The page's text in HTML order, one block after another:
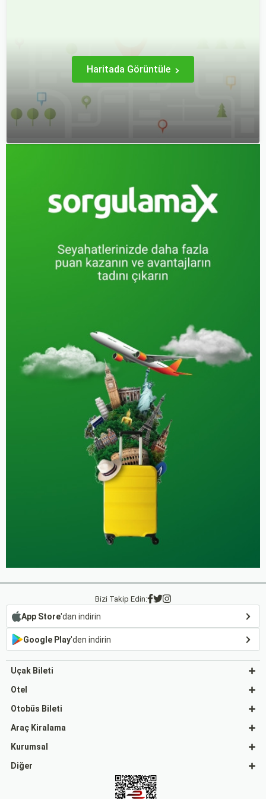
Haritada Görüntüle
Bizi Takip Edin:
App Store'dan indirin
Google Play'den indirin
Uçak Bileti
Otel
Otobüs Bileti
Araç Kiralama
Kurumsal
Diğer